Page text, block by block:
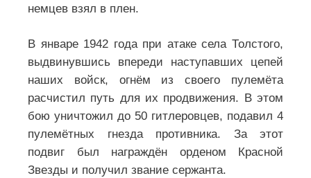
немцев взял в плен.
В январе 1942 года при атаке села Толстого,
выдвинувшись впереди наступавших цепей
наших войск, огнём из своего пулемёта
расчистил путь для их продвижения. В этом
бою уничтожил до 50 гитлеровцев, подавил 4
пулемётных гнезда противника. За этот
подвиг был награждён орденом Красной
Звезды и получил звание сержанта.